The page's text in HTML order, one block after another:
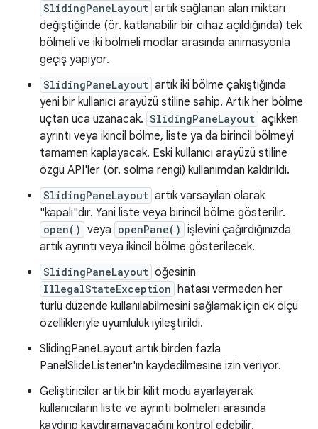
SlidingPaneLayout artık sağlanan alan miktarı
değiştiğinde (ör. katlanabilir bir cihaz açıldığında) tek
bölmeli ve iki bölmeli modlar arasında animasyonla
geçiş yapıyor.
SlidingPaneLayout artık iki bölme çakıştığında
yeni bir kullanıcı arayüzü stiline sahip. Artık her bölme
uçtan uca uzanacak. SlidingPaneLayout açıkken
ayrıntı veya ikincil bölme, liste ya da birincil bölmeyi
tamamen kaplayacak. Eski kullanıcı arayüzü stiline
özgü API'ler (ör. solma rengi) kullanımdan kaldırıldı.
SlidingPaneLayout artık varsayılan olarak
"kapalı"dır. Yani liste veya birincil bölme gösterilir.
open() veya openPane() işlevini çağırdığınızda
artık ayrıntı veya ikincil bölme gösterilecek.
SlidingPaneLayout öğesinin
IllegalStateException hatası vermeden her
türlü düzende kullanılabilmesini sağlamak için ek ölçü
özellikleriyle uyumluluk iyileştirildi.
SlidingPaneLayout artık birden fazla
PanelSlideListener'ın kaydedilmesine izin veriyor.
Geliştiriciler artık bir kilit modu ayarlayarak
kullanıcıların liste ve ayrıntı bölmeleri arasında
kaydırıp kaydıramayacağını kontrol edebilir.